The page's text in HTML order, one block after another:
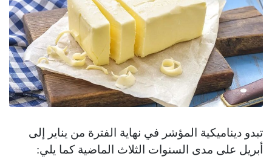
تبدو ديناميكية المؤشر في نهاية الفترة من يناير إلى
أبريل على مدى السنوات الثلاث الماضية كما يلي: